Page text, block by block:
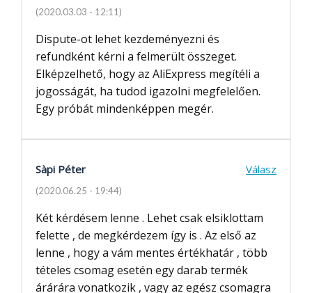
(2020.03.03 - 12:11)
Dispute-ot lehet kezdeményezni és
refundként kérni a felmerült összeget.
Elképzelhető, hogy az AliExpress megítéli a
jogosságát, ha tudod igazolni megfelelően.
Egy próbát mindenképpen megér.
Sàpi Péter Válasz
(2020.06.25 - 19:44)
Két kérdésem lenne . Lehet csak elsiklottam
felette , de megkérdezem így is . Az első az
lenne , hogy a vám mentes értékhatár , több
tételes csomag esetén egy darab termék
árárára vonatkozik , vagy az egész csomagra